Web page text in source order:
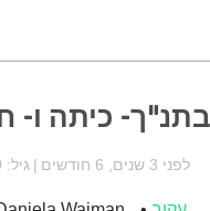
כיתה ו-
גיל: 9-10 לפני 3 שנים, 6 חודשים